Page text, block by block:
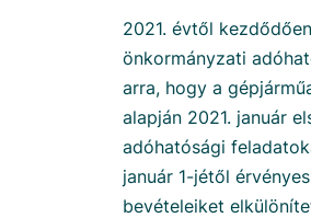
2021. évtől
önkormányzati
arra, hogy a
alapján 2021. január
adóhatósági
január 1-jétől
bevételeiket